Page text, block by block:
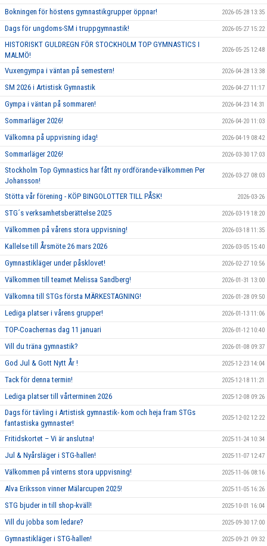
Bokningen för höstens gymnastikgrupper öppnar! 2026-05-28 13:35
Dags för ungdoms-SM i truppgymnastik! 2026-05-27 15:22
HISTORISKT GULDREGN FÖR STOCKHOLM TOP GYMNASTICS I
MALMÖ!
2026-05-25 12:48
Vuxengympa i väntan på semestern! 2026-04-28 13:38
SM 2026 i Artistisk Gymnastik 2026-04-27 11:17
Gympa i väntan på sommaren! 2026-04-23 14:31
Sommarläger 2026! 2026-04-20 11:03
Välkomna på uppvisning idag! 2026-04-19 08:42
Sommarläger 2026! 2026-03-30 17:03
Stockholm Top Gymnastics har fått ny ordförande-välkommen Per
Johansson!
2026-03-27 08:03
Stötta vår förening - KÖP BINGOLOTTER TILL PÅSK! 2026-03-26
STG´s verksamhetsberättelse 2025 2026-03-19 18:20
Välkommen på vårens stora uppvisning! 2026-03-18 11:35
Kallelse till Årsmöte 26 mars 2026 2026-03-05 15:40
Gymnastikläger under påsklovet! 2026-02-27 10:56
Välkommen till teamet Melissa Sandberg! 2026-01-31 13:00
Välkomna till STGs första MÄRKESTAGNING! 2026-01-28 09:50
Lediga platser i vårens grupper! 2026-01-13 11:06
TOP-Coachernas dag 11 januari 2026-01-12 10:40
Vill du träna gymnastik? 2026-01-08 09:37
God Jul & Gott Nytt År ! 2025-12-23 14:04
Tack för denna termin! 2025-12-18 11:21
Lediga platser till vårterminen 2026 2025-12-08 09:26
Dags för tävling i Artistisk gymnastik- kom och heja fram STGs
fantastiska gymnaster!
2025-12-02 12:22
Fritidskortet – Vi är anslutna! 2025-11-24 10:34
Jul & Nyårsläger i STG-hallen! 2025-11-07 12:47
Välkommen på vinterns stora uppvisning! 2025-11-06 08:16
Alva Eriksson vinner Mälarcupen 2025! 2025-11-05 16:26
STG bjuder in till shop-kväll! 2025-10-01 16:04
Vill du jobba som ledare? 2025-09-30 17:00
Gymnastikläger i STG-hallen! 2025-09-21 09:32